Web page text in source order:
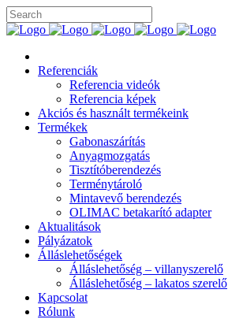
Referenciák
Referencia videók
Referencia képek
Akciós és használt termékeink
Termékek
Gabonaszárítás
Anyagmozgatás
Tisztítóberendezés
Terménytároló
Mintavevő berendezés
OLIMAC betakarító adapter
Aktualitások
Pályázatok
Álláslehetőségek
Álláslehetőség – villanyszerelő
Álláslehetőség – lakatos szerelő
Kapcsolat
Rólunk